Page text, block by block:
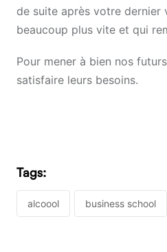
de suite après votre dernier
beaucoup plus vite et qui
Pour mener à bien nos
satisfaire leurs besoins.
Tags:
alcoool business school